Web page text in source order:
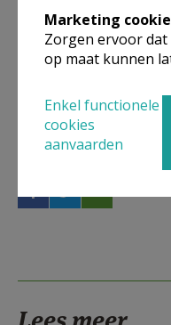
Artikel
Deel dit artikel
Marketing
Zorgen ervoor dat
op maat kunnen
Enkel functionele
cookies
aanvaarden